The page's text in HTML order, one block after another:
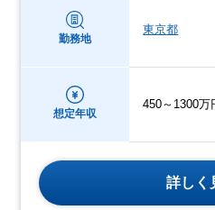
勤務地
東京都
想定年収
450～1300万
詳しく